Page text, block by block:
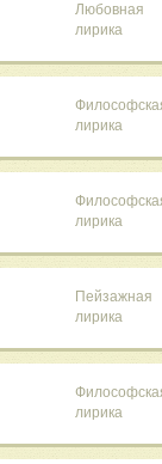
Любовная
лирика
лирика
лирика
Пейзажная
лирика
лирика